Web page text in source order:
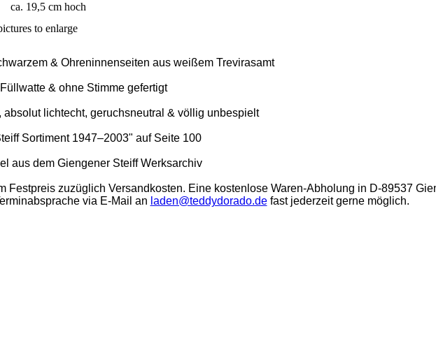
ca. 19,5 cm hoch
to enlarge
& Ohreninnenseiten aus weißem Trevirasamt
& ohne Stimme gefertigt
absolut lichtecht, geruchsneutral & völlig unbespielt
Sortiment 1947–2003" auf Seite 100
aus dem Giengener Steiff Werksarchiv
Festpreis zuzüglich Versandkosten. Eine kostenlose Waren-Abholung in D-89537
via E-Mail an laden@teddydorado.defast jederzeit gerne möglich.